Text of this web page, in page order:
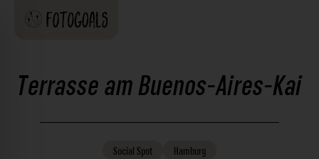
Terrasse am Buenos-Aires-Kai
Social Spot Hamburg